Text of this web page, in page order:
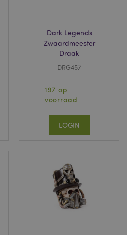
Dark Legends
Zwaardmeester
Draak
DRG457
197 op
voorraad
LOGIN